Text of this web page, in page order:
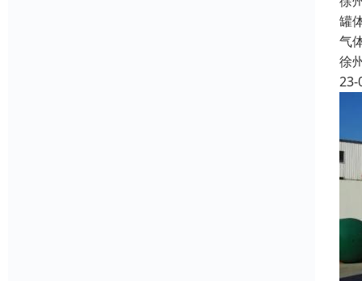
罐
气
徐
23-